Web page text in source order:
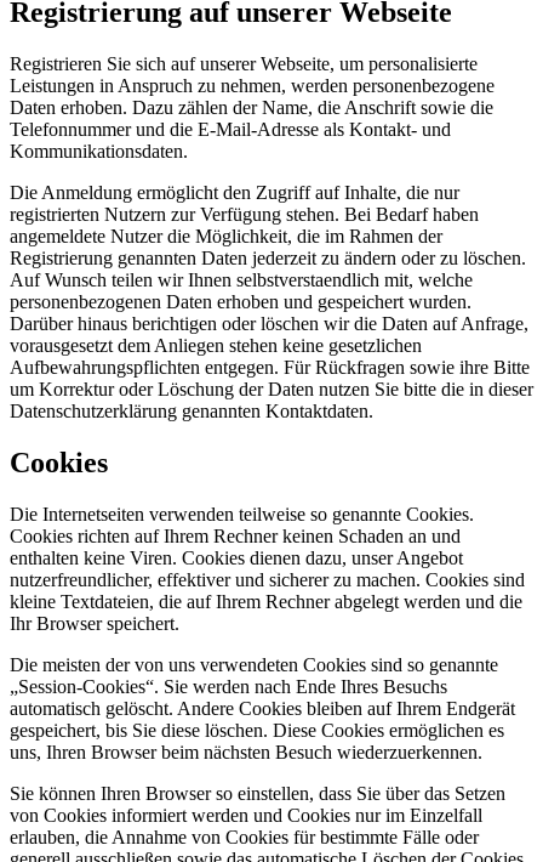
Registrierung auf unserer Webseite
Registrieren Sie sich auf unserer Webseite, um personalisierte
Leistungen in Anspruch zu nehmen, werden personenbezogene
Daten erhoben. Dazu zählen der Name, die Anschrift sowie die
Telefonnummer und die E-Mail-Adresse als Kontakt- und
Kommunikationsdaten.
Die Anmeldung ermöglicht den Zugriff auf Inhalte, die nur
registrierten Nutzern zur Verfügung stehen. Bei Bedarf haben
angemeldete Nutzer die Möglichkeit, die im Rahmen der
Registrierung genannten Daten jederzeit zu ändern oder zu löschen.
Auf Wunsch teilen wir Ihnen selbstverstaendlich mit, welche
personenbezogenen Daten erhoben und gespeichert wurden.
Darüber hinaus berichtigen oder löschen wir die Daten auf Anfrage,
vorausgesetzt dem Anliegen stehen keine gesetzlichen
Aufbewahrungspflichten entgegen. Für Rückfragen sowie ihre Bitte
um Korrektur oder Löschung der Daten nutzen Sie bitte die in dieser
Datenschutzerklärung genannten Kontaktdaten.
Cookies
Die Internetseiten verwenden teilweise so genannte Cookies.
Cookies richten auf Ihrem Rechner keinen Schaden an und
enthalten keine Viren. Cookies dienen dazu, unser Angebot
nutzerfreundlicher, effektiver und sicherer zu machen. Cookies sind
kleine Textdateien, die auf Ihrem Rechner abgelegt werden und die
Ihr Browser speichert.
Die meisten der von uns verwendeten Cookies sind so genannte
„Session-Cookies“. Sie werden nach Ende Ihres Besuchs
automatisch gelöscht. Andere Cookies bleiben auf Ihrem Endgerät
gespeichert, bis Sie diese löschen. Diese Cookies ermöglichen es
uns, Ihren Browser beim nächsten Besuch wiederzuerkennen.
Sie können Ihren Browser so einstellen, dass Sie über das Setzen
von Cookies informiert werden und Cookies nur im Einzelfall
erlauben, die Annahme von Cookies für bestimmte Fälle oder